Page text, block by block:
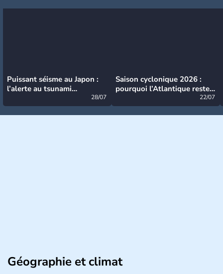
Puissant séisme au Japon :
l’alerte au tsunami
28/07
Saison cyclonique 2026 :
pourquoi l’Atlantique reste
22/07
Géographie et climat